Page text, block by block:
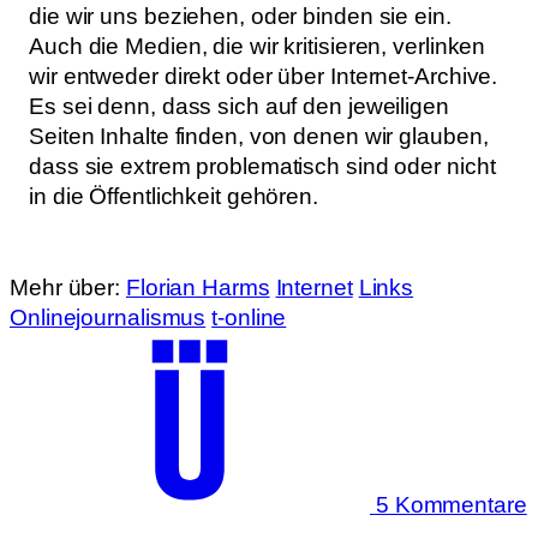
die wir uns beziehen, oder binden sie ein.
Auch die Medien, die wir kritisieren, verlinken
wir entweder direkt oder über Internet-Archive.
Es sei denn, dass sich auf den jeweiligen
Seiten Inhalte finden, von denen wir glauben,
dass sie extrem problematisch sind oder nicht
in die Öffentlichkeit gehören.
Mehr über: Florian Harms Internet Links
Onlinejournalismus t-online
5 Kommentare